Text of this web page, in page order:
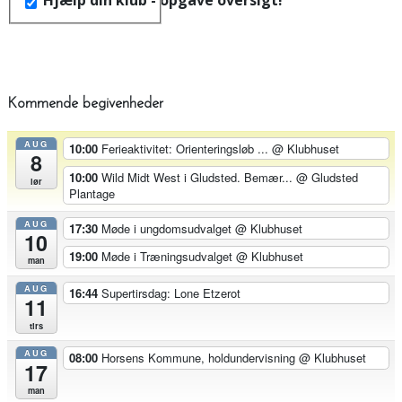
Kommende begivenheder
AUG
8
lør
10:00 Ferieaktivitet: Orienteringsløb ... @ Klubhuset
10:00 Wild Midt West i Gludsted. Bemær... @ Gludsted
Plantage
AUG
10
man
17:30 Møde i ungdomsudvalget @ Klubhuset
19:00 Møde i Træningsudvalget @ Klubhuset
AUG
11
tirs
16:44 Supertirsdag: Lone Etzerot
AUG
17
man
08:00 Horsens Kommune, holdundervisning @ Klubhuset